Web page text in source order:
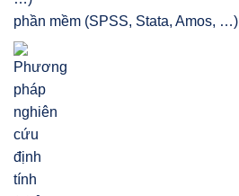
phần mềm (SPSS, Stata, Amos, …)